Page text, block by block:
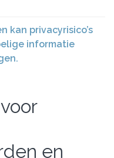
kan privacyrisico’s
informatie
en